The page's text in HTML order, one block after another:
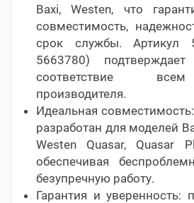
Baxi, Westen, что
совместимость,
срок службы. Артикул
5663780)
соответствие
производителя.
Идеальная
разработан для моделей
Westen Quasar, Quasar
обеспечивая
безупречную работу.
Гарантия и уверенность: